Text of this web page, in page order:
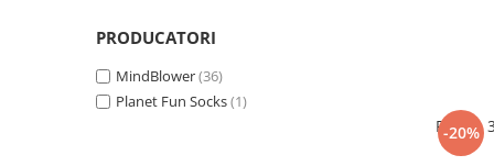
PRODUCATORI
MindBlower(36)
Planet Fun Socks(1)
-20%
Puzzle